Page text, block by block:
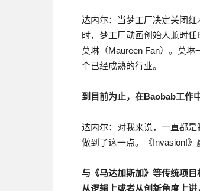
达内尔：当梦工厂决定关闭
时，梦工厂动画创始人兼时
莫琳（Maureen Fan）。莫
个已经成熟的行业。
到目前为止，在Baobab工作
达内尔：对我来说，一直都
做到了这一点。《Invasion!》
与《马达加斯加》等传统项
从逻辑上或者从创新角度上讲